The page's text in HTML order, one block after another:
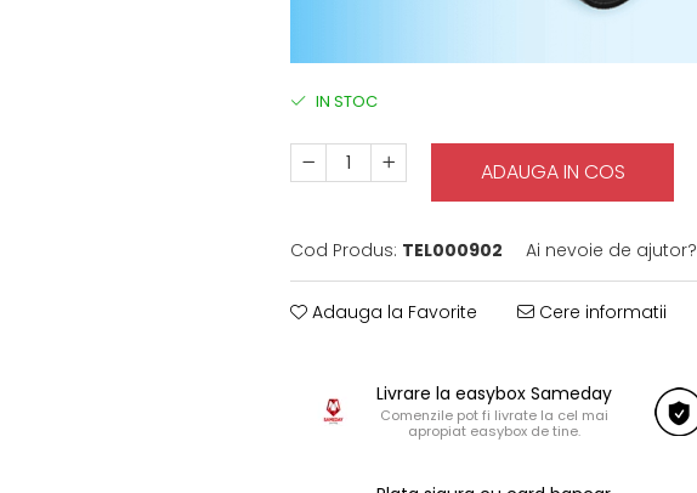
IN STOC
ADAUGA IN COS
Cod Produs: TEL000902 Ai nevoie de ajutor?
Adauga la Favorite Cere informatii
Livrare la easybox Sameday
Comenzile pot fi livrate la cel mai
apropiat easybox de tine.